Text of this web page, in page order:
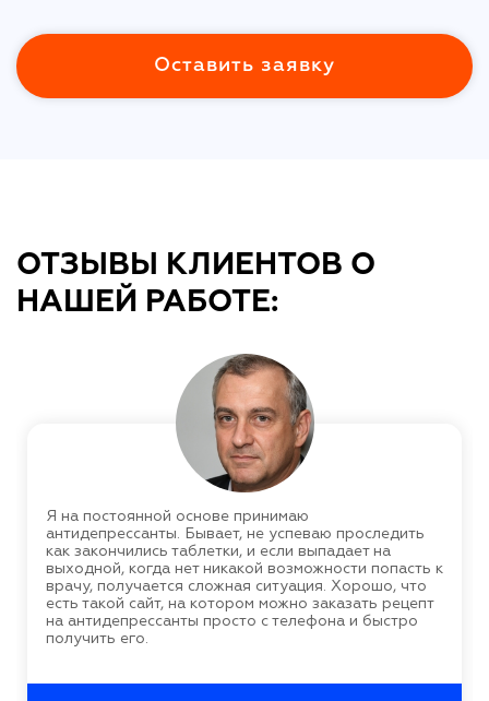
Оставить заявку
ОТЗЫВЫ КЛИЕНТОВ О
НАШЕЙ РАБОТЕ:
Я на постоянной основе принимаю
антидепрессанты. Бывает, не успеваю проследить
как закончились таблетки, и если выпадает на
выходной, когда нет никакой возможности попасть к
врачу, получается сложная ситуация. Хорошо, что
есть такой сайт, на котором можно заказать рецепт
на антидепрессанты просто с телефона и быстро
получить его.